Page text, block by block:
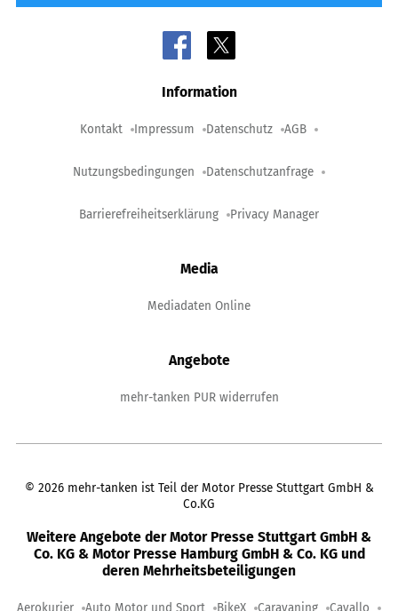
Information
Kontakt Impressum Datenschutz AGB
Nutzungsbedingungen Datenschutzanfrage
Barrierefreiheitserklärung Privacy Manager
Media
Mediadaten Online
Angebote
mehr-tanken PUR widerrufen
© 2026 mehr-tanken ist Teil der Motor Presse Stuttgart GmbH &
Co.KG
Weitere Angebote der Motor Presse Stuttgart GmbH &
Co. KG & Motor Presse Hamburg GmbH & Co. KG und
deren Mehrheitsbeteiligungen
Aerokurier Auto Motor und Sport BikeX Caravaning Cavallo